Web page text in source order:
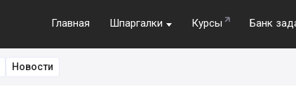
Главная Шпаргалки Курсы Банк
Новости